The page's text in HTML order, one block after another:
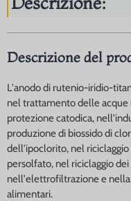
Descrizione del
L'anodo di rutenio-iridio-
nel trattamento delle acque
protezione catodica,
produzione di biossido di
dell'ipoclorito, nel
persolfato, nel riciclaggio
nell'elettrofiltrazione e
alimentari.